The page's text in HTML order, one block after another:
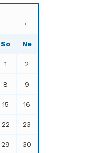
→
So Ne
1 2
8 9
15 16
22 23
29 30